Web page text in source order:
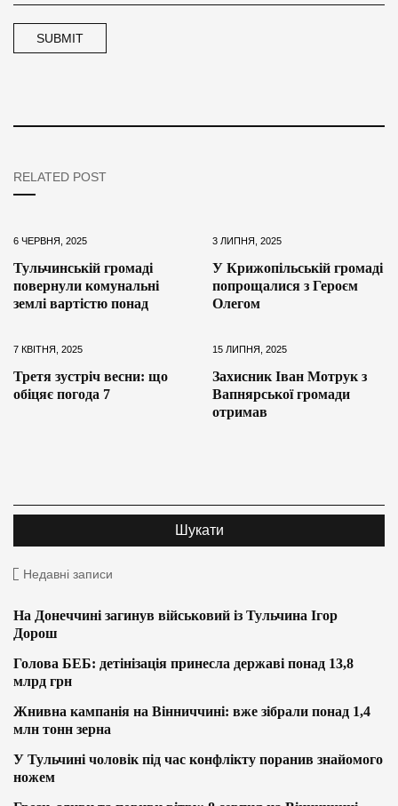
RELATED POST
6 ЧЕРВНЯ, 2025
Тульчинській громаді
повернули комунальні
землі вартістю понад
3 ЛИПНЯ, 2025
У Крижопільській громаді
попрощалися з Героєм
Олегом
7 КВІТНЯ, 2025
Третя зустріч весни: що
обіцяє погода 7
15 ЛИПНЯ, 2025
Захисник Іван Мотрук з
Вапнярської громади
отримав
Недавні записи
На Донеччині загинув військовий із Тульчина Ігор
Дорош
Голова БЕБ: детінізація принесла державі понад 13,8
млрд грн
Жнивна кампанія на Вінниччині: вже зібрали понад 1,4
млн тонн зерна
У Тульчині чоловік під час конфлікту поранив знайомого
ножем